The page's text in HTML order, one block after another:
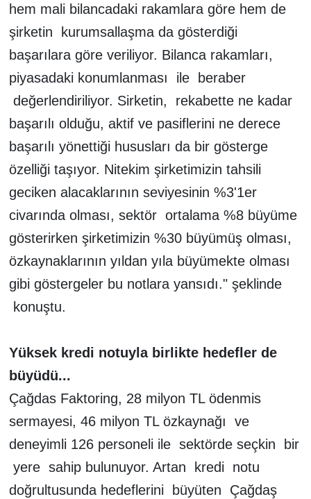
hem mali bilancadaki rakamlara göre hem de
şirketin kurumsallaşma da gösterdiği
başarılara göre veriliyor. Bilanca rakamları,
piyasadaki konumlanması ile beraber
değerlendiriliyor. Sirketin, rekabette ne kadar
başarılı olduğu, aktif ve pasiflerini ne derece
başarılı yönettiği hususları da bir gösterge
özelliği taşıyor. Nitekim şirketimizin tahsili
geciken alacaklarının seviyesinin %3'1er
civarında olması, sektör ortalama %8 büyüme
gösterirken şirketimizin %30 büyümüş olması,
özkaynaklarının yıldan yıla büyümekte olması
gibi göstergeler bu notlara yansıdı." şeklinde
konuştu.
Yüksek kredi notuyla birlikte hedefler de
büyüdü...
Çağdas Faktoring, 28 milyon TL ödenmis
sermayesi, 46 milyon TL özkaynağı ve
deneyimli 126 personeli ile sektörde seçkin bir
yere sahip bulunuyor. Artan kredi notu
doğrultusunda hedeflerini büyüten Çağdaş